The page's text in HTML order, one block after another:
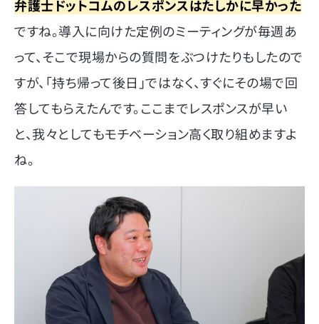
弁護士ドットコムのレスポンスはたしかに早かった
ですね。導入に向けた定例のミーティングが毎週あ
って、そこで現場からの質問をぶつけたりもしたので
すが、「持ち帰って後日」ではなく、すぐにその場で回
答してもらえたんです。ここまでレスポンスが早い
と、我々としてもモチベーション高く取り組めますよ
ね。